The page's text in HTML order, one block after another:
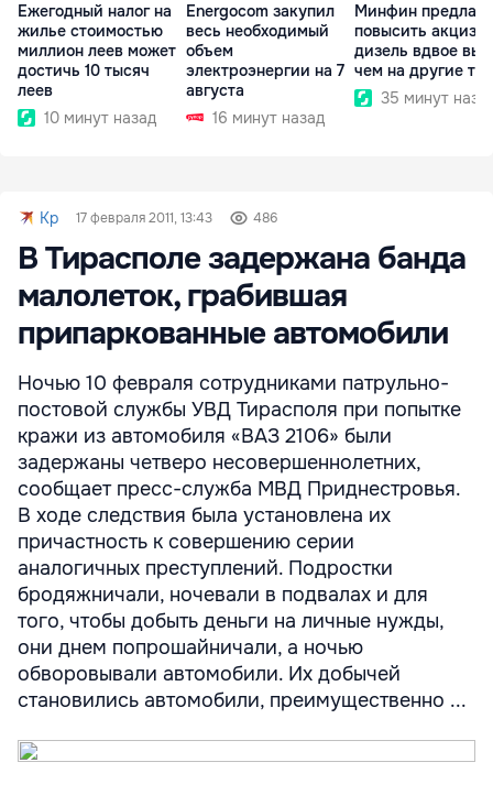
Ежегодный налог на
жилье стоимостью
миллион леев может
достичь 10 тысяч
леев
10 минут назад
Energocom закупил
весь необходимый
объем
электроэнергии на 7
августа
16 минут назад
Минфин
повысить акциз
дизель вдвое
чем на другие
35 минут
Kp 17 февраля 2011, 13:43 486
В Тирасполе задержана банда
малолеток, грабившая
припаркованные автомобили
Ночью 10 февраля сотрудниками патрульно-
постовой службы УВД Тирасполя при попытке
кражи из автомобиля «ВАЗ 2106» были
задержаны четверо несовершеннолетних,
сообщает пресс-служба МВД Приднестровья.
В ходе следствия была установлена их
причастность к совершению серии
аналогичных преступлений. Подростки
бродяжничали, ночевали в подвалах и для
того, чтобы добыть деньги на личные нужды,
они днем попрошайничали, а ночью
обворовывали автомобили. Их добычей
становились автомобили, преимущественно ...